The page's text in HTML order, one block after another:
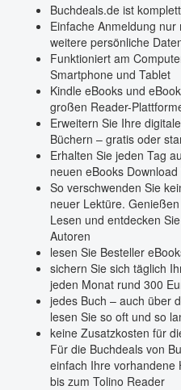
Buchdeals.de ist
Einfache Anmeldung
weitere persönliche
Funktioniert am
Smartphone und Tablet
Kindle eBooks und
großen Reader-
Erweitern Sie Ihre
Büchern – gratis oder
Erhalten Sie jeden Tag
neuen eBooks Download
So verschwenden Sie
neuer Lektüre.
Lesen und entdecken
Autoren
lesen Sie Besteller
sichern Sie sich täglich
jeden Monat rund 300
jedes Buch – auch über
lesen Sie so oft und so
keine Zusatzkosten für
Für die Buchdeals von
einfach Ihre vorhandene
bis zum Tolino Reader